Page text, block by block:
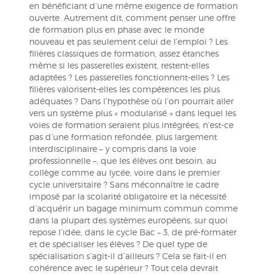
en bénéficiant d’une même exigence de formation
ouverte. Autrement dit, comment penser une offre
de formation plus en phase avec le monde
nouveau et pas seulement celui de l’emploi ? Les
filières classiques de formation, assez étanches
même si les passerelles existent, restent-elles
adaptées ? Les passerelles fonctionnent-elles ? Les
filières valorisent-elles les compétences les plus
adéquates ? Dans l’hypothèse où l’on pourrait aller
vers un système plus « modularisé » dans lequel les
voies de formation seraient plus intégrées, n’est-ce
pas d’une formation refondée, plus largement
interdisciplinaire – y compris dans la voie
professionnelle –, que les élèves ont besoin, au
collège comme au lycée, voire dans le premier
cycle universitaire ? Sans méconnaître le cadre
imposé par la scolarité obligatoire et la nécessité
d’acquérir un bagage minimum commun comme
dans la plupart des systèmes européens, sur quoi
repose l’idée, dans le cycle Bac – 3, de pré-formater
et de spécialiser les élèves ? De quel type de
spécialisation s’agit-il d’ailleurs ? Cela se fait-il en
cohérence avec le supérieur ? Tout cela devrait